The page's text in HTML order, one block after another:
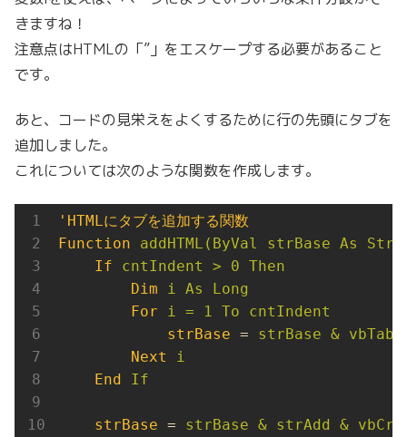
きますね！
注意点はHTMLの「”」をエスケープする必要があること
です。
あと、コードの見栄えをよくするために行の先頭にタブを
追加しました。
これについては次のような関数を作成します。
'HTMLにタブを追加する関数
Function
addHTML(ByVal strBase As
If
cntIndent > 0 Then
Dim
i As Long
For
i = 1 To cntIndent
strBase = strBase & vbTab
Next
i
End
If
strBase = strBase & strAdd & vbCr